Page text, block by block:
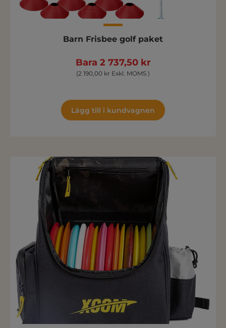
Barn Frisbee golf paket
Bara 2 737,50 kr
(2 190,00 kr Exkl. MOMS )
Lägg till i kundvagnen